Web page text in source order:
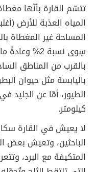
المياه العذبة للأرض
المساحة غير المغطاة
سِوى نسبة
بالقرب من المناطق
باليابسة مثل حيوان
كيلومتر.
لا يعيش في القارة
الباحثين، وتعيش بعض
المتكيفة مع البرد،